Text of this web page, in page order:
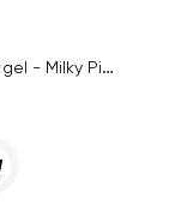
Claresa SOFT&EASY UV/LED builder gel - Milky Pink, 90g